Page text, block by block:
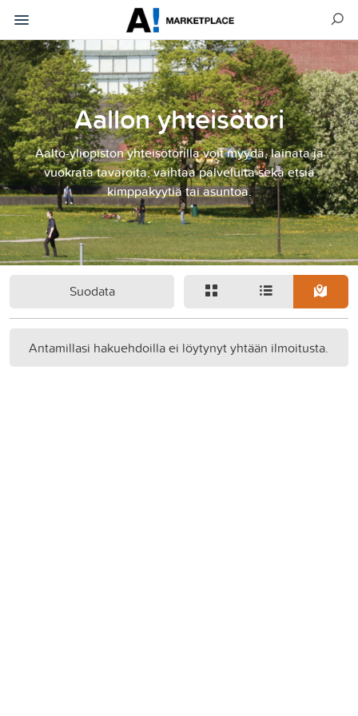
Aallon yhteisötori
Aalto-yliopiston yhteisötorilla voit myydä, lainata ja
vuokrata tavaroita, vaihtaa palveluita sekä etsiä
kimppakyytiä tai asuntoa.
Suodata
Antamillasi hakuehdoilla ei löytynyt yhtään ilmoitusta.